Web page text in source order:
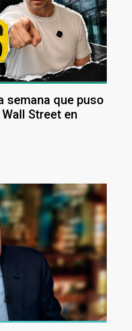
semana que puso
Street en